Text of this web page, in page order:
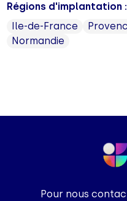
Régions d'implantation :
Ile-de-France
Normandie
Pour nous